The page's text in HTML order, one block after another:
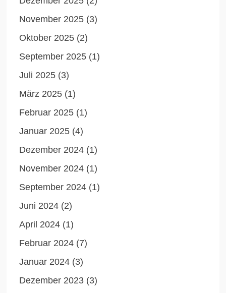
November 2025 (3)
Oktober 2025 (2)
September 2025 (1)
Juli 2025 (3)
März 2025 (1)
Februar 2025 (1)
Januar 2025 (4)
Dezember 2024 (1)
November 2024 (1)
September 2024 (1)
Juni 2024 (2)
April 2024 (1)
Februar 2024 (7)
Januar 2024 (3)
Dezember 2023 (3)